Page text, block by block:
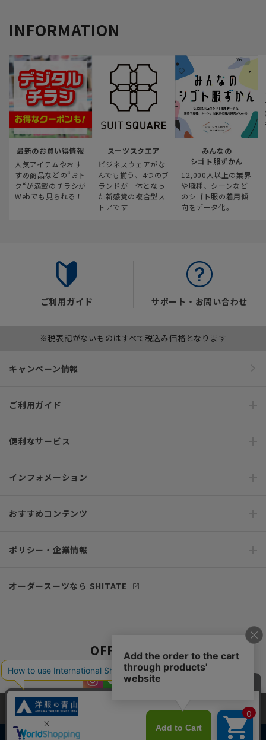
INFORMATION
最新のお買い得情報
人気アイテムやおす
すめ商品などの“おト
ク“が満載のチラシが
Webでも見られる！
スーツスクエア
ビジネスウェアがな
んでも揃う、4つのブ
ランドが一体となっ
た新感覚の複合型ス
トアです
みんなの
シゴト服ずかん
12,000人以上の業界
や職種、シーンなど
のシゴト服の着用傾
向をデータ化。
ご利用ガイド サポート・お問い合わせ
※税表記がないものはすべて税込み価格となります
キャンペーン情報
ご利用ガイド
便利なサービス
インフォメーション
おすすめコンテンツ
ポリシー・企業情報
オーダースーツなら SHITATE
OFFICIAL SNS
当サイトでは、快適な閲覧体験とコンテンツ改善のためにCookieを使用
しています。閲覧を続けることで、Cookieの使用に同意したものとみな